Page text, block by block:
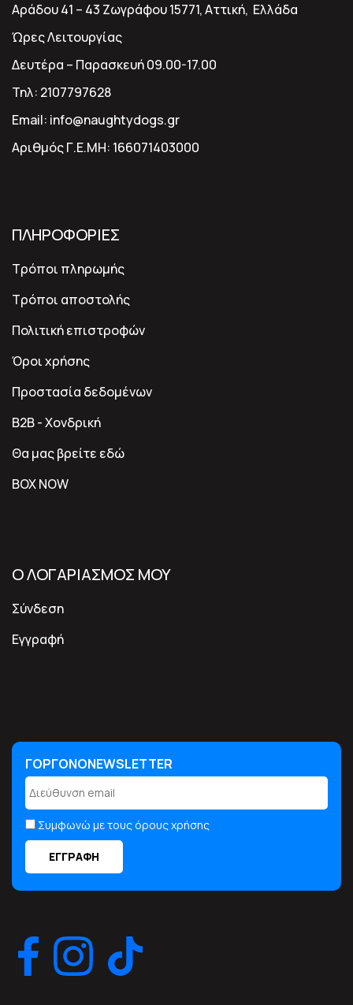
Αράδου 41 – 43 Ζωγράφου 15771, Αττική, Ελλάδα
Ώρες Λειτουργίας
Δευτέρα – Παρασκευή 09.00-17.00
Τηλ: 2107797628
Email: info@naughtydogs.gr
Αριθμός Γ.Ε.ΜΗ: 166071403000
ΠΛΗΡΟΦΟΡΙΕΣ
Τρόποι πληρωμής
Τρόποι αποστολής
Πολιτική επιστροφών
Όροι χρήσης
Προστασία δεδομένων
B2B - Χονδρική
Θα μας βρείτε εδώ
BOX NOW
Ο ΛΟΓΑΡΙΑΣΜΟΣ ΜΟΥ
Σύνδεση
Εγγραφή
ΓΟΡΓΟΝΟNEWSLETTER
Συμφωνώ με τους όρους χρήσης